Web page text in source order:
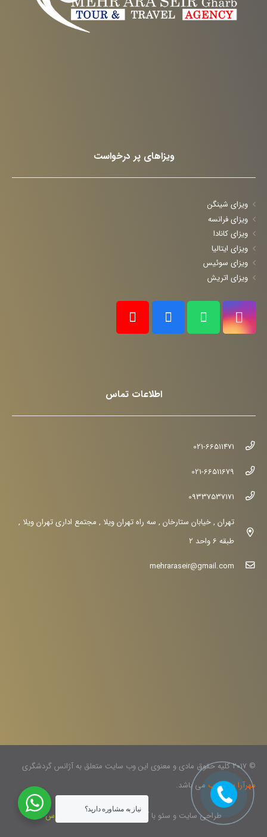
ویزاهای پر درخواست
ویزای شینگن
ویزای فرانسه
ویزای کانادا
ویزای ایتالیا
ویزای سوئیس
ویزای اتریش
اطلاعات تماس
021-66511471
021-66511679
09337537171
تهران , خیابان ستارخان , سه راه تهران ویلا , مجتمع اداری تهران ویلا ,
طبقه 6 واحد 2
mehraraseir@gmail.com
© 2017 کلیه حقوق مادی و معنوی این وب سایت متعلق به آژانس گردشگری
مهرآرا سیر غرب می باشد.
طراحی سایت و سئو با آژانس دیجیتال مارکتینگ آوانوس
نیاز به مشاوره دارید؟